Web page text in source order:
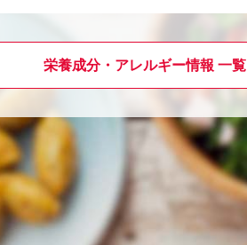
栄養成分・アレルギー情報 一覧